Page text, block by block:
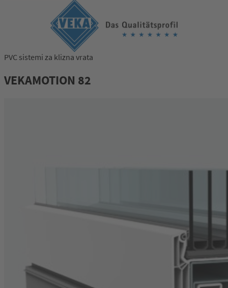
Prijava
PVC sistemi za klizna vrata
VEKAMOTION 82